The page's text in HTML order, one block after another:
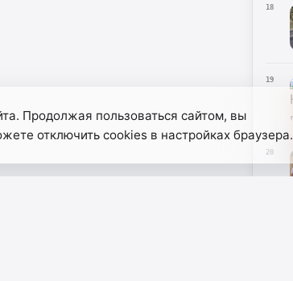
18
19
20
Продолжая пользоваться сайтом, вы
отключить cookies в настройках браузера.